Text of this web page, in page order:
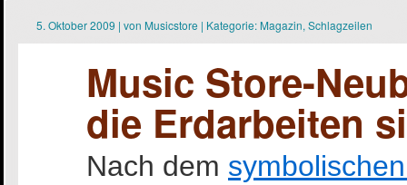
5. Oktober 2009 | von Musicstore | Kategorie:Magazin, Schlagzeilen
Music Store-
die Erdarbeiten
Nach dem